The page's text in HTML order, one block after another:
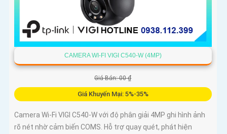
CAMERA WI-FI VIGI C540-W (4MP)
Giá Bán: 00 ₫
Giá Khuyến Mại: 5%-35%
Camera Wi-Fi VIGI C540-W với độ phân giải 4MP ghi hình ảnh
rõ nét nhờ cảm biến COMS. Hỗ trợ quay quét, phát hiện